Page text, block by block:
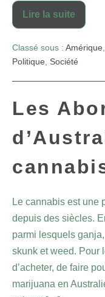
Lire la suite
Classé sous : Amérique,
Politique, Société
Les
Le cannabis est une
depuis des siècles.
parmi lesquels
skunk et weed. Pour
d’acheter, de faire
marijuana en